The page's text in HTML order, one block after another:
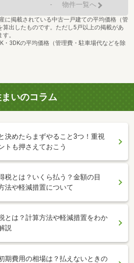
- 物件一覧へ
に掲載されている中古一戸建ての平均価格（管
出したものです。ただし5戸以上の掲載があ
。
・3DKの平均価格（管理費・駐車場代などを除
いのコラム
決めたらまずやること3つ！重視
トも押さえておこう
税とは？いくら払う？金額の目
法や軽減措置について
とは？計算方法や軽減措置をわか
説
期費用の相場は？払えないときの